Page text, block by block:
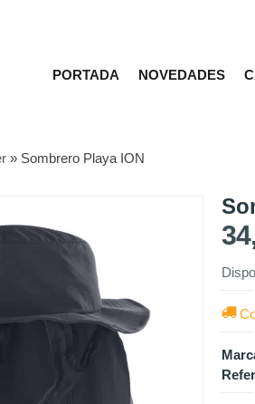
PORTADA NOVEDADES
» Sombrero Playa ION